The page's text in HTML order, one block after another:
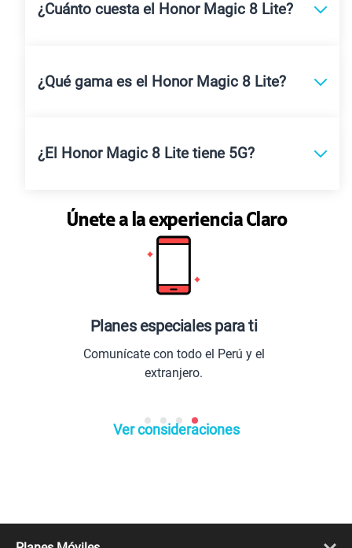
¿Cuánto cuesta el Honor Magic 8 Lite?
¿Qué gama es el Honor Magic 8 Lite?
¿El Honor Magic 8 Lite tiene 5G?
Únete a la experiencia Claro
Los mejores
Entretenimiento de alta
Ver consideraciones